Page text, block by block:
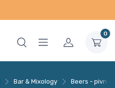
0
Bar & Mixology Beers - pivné